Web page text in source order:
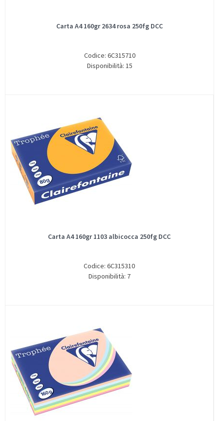
Carta A4 160gr 2634 rosa 250fg DCC
Codice: 6C315710
Disponibilità: 15
Carta A4 160gr 1103 albicocca 250fg DCC
Codice: 6C315310
Disponibilità: 7